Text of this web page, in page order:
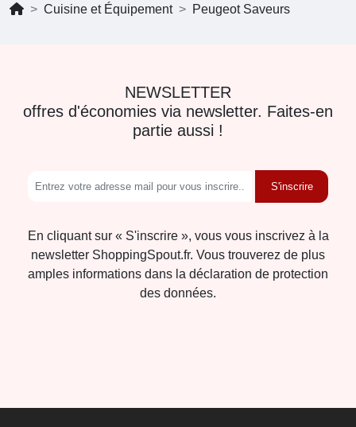
Cuisine et Équipement Peugeot Saveurs
NEWSLETTER
offres d'économies via newsletter. Faites-en
partie aussi !
S'inscrire
En cliquant sur « S'inscrire », vous vous inscrivez à la
newsletter ShoppingSpout.fr. Vous trouverez de plus
amples informations dans la déclaration de protection
des données.